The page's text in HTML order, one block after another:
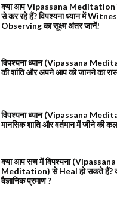
क्या आप Vipassana Meditation
से कर रहे हैं? विपश्यना ध्यान में
Observing का सूक्ष्म अंतर जानें!
विपश्यना ध्यान (Vipassana
की शांति और अपने आप को जानने का
विपश्यना ध्यान (Vipassana
मानसिक शाति और वर्तमान में जीने की
क्या आप सच में विपश्यना (Vipassana
Meditation) से Heal हो सकते हैं?
वैज्ञानिक प्रमाण ?